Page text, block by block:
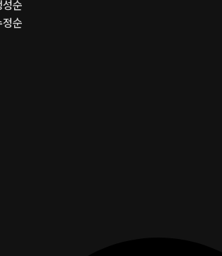
성순
정순